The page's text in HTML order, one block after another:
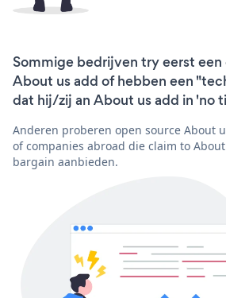
Sommige bedrijven try eerst
About us add of hebben een
dat hij/zij an About us add in 'no
Anderen proberen open source About
of companies abroad die claim to
bargain aanbieden.